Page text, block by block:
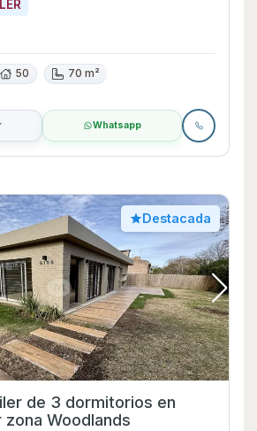
50 70 m²
Whatsapp
Destacada
de 3 dormitorios en
zona Woodlands